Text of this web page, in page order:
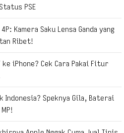
PSE
Kamera Saku Lensa Ganda yang
Ribet!
iPhone? Cek Cara Pakai Fitur
Indonesia? Speknya Gila, Baterai